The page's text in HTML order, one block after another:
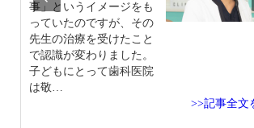
事」というイメージをも
っていたのですが、その
先生の治療を受けたこと
で認識が変わりました。
子どもにとって歯科医院
は敬…
>>記事全文